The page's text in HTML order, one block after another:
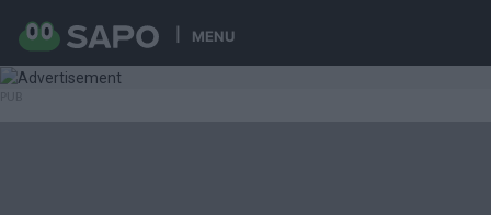
MENU